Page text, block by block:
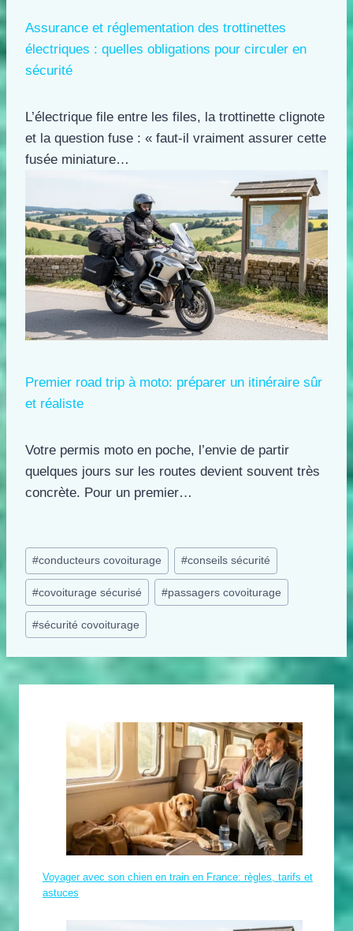
Assurance et réglementation des trottinettes
électriques : quelles obligations pour circuler en
sécurité
L’électrique file entre les files, la trottinette clignote
et la question fuse : « faut-il vraiment assurer cette
fusée miniature…
Premier road trip à moto: préparer un itinéraire sûr
et réaliste
Votre permis moto en poche, l’envie de partir
quelques jours sur les routes devient souvent très
concrète. Pour un premier…
Étiquettes
de
la
publication :
#conducteurs covoiturage #conseils sécurité
#covoiturage sécurisé #passagers covoiturage
#sécurité covoiturage
Voyager avec son chien en train en France: règles, tarifs et
astuces